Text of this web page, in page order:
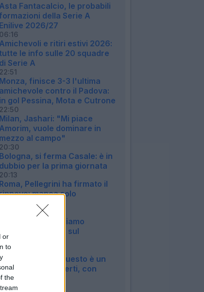
or
to
the
Asta Fantacalcio, le probabili
della Serie A
Enilive 2026/27
06:16
Amichevoli e ritiri estivi 2026:
tutte le info sulle 20 squadre
di Serie A
22:51
Monza, finisce 3-3 l'ultima
amichevole contro il Padova:
in gol Pessina, Mota e Cutrone
22:50
Milan, Jashari: "Mi piace
Amorim, vuole dominare in
mezzo al campo"
20:30
Bologna, si ferma Casale: è in
dubbio per la prima giornata
20:13
Roma, Pellegrini ha firmato il
manca solo
l'ufficialità
Inter, Chivu: "Abbiamo
bisogno di minuti, sul
mercato..."
Castro: "Questo è un
a occhi aperti, con